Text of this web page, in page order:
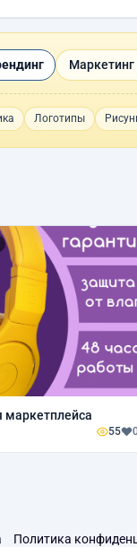
Логотипы
маркетплейса
55
Политика